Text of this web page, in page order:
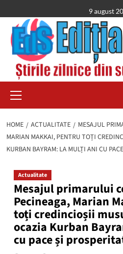
to
content
9 august
Menu
HOME ACTUALITATE
MESAJUL
MARIAN MAKKAI, PENTRU TOȚI
KURBAN BAYRAM: LA MULȚI ANI CU
Actualitate
Mesajul primarului
Pecineaga, Marian
toți credincioșii
ocazia Kurban
cu pace și